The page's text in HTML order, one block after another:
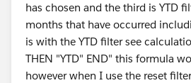
has chosen and the third is YTD
months that have occurred
is with the YTD filter see
THEN "YTD" END" this formula
however when I use the reset